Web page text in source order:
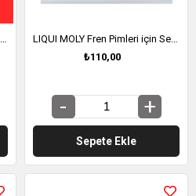
₺110,00
Sepete Ekle